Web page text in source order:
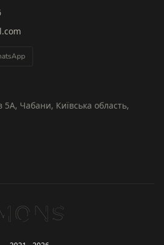
Чабани, Київська область,